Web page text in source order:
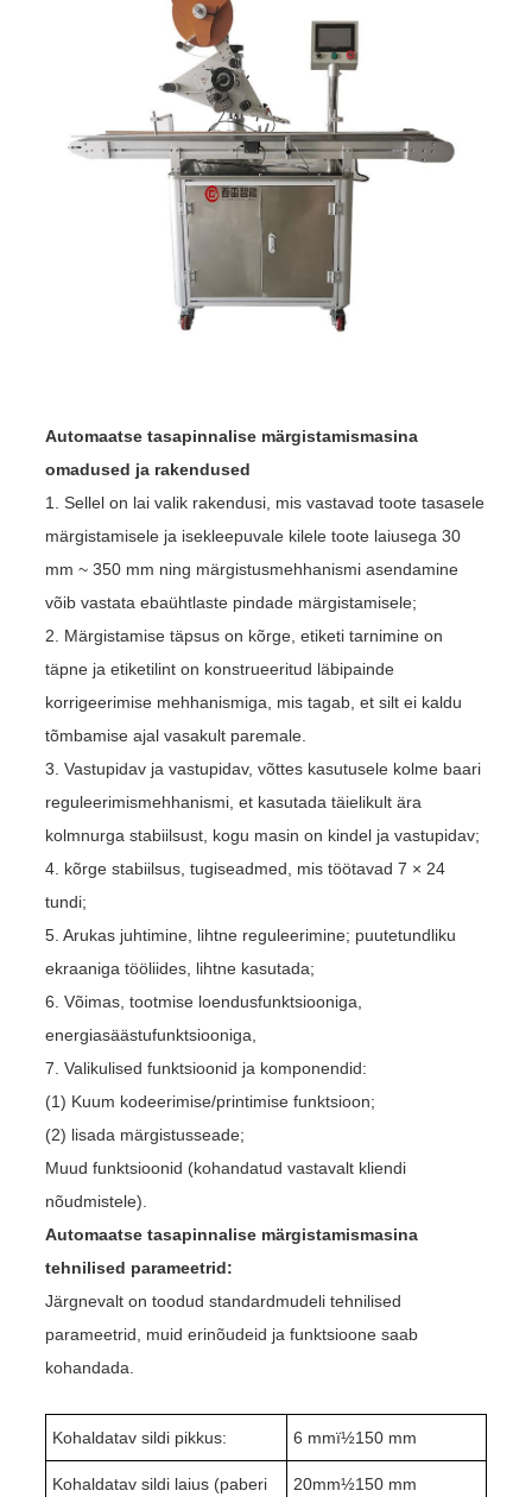
Automaatse tasapinnalise märgistamismasina
omadused ja rakendused
1. Sellel on lai valik rakendusi, mis vastavad toote tasasele
märgistamisele ja isekleepuvale kilele toote laiusega 30
mm ~ 350 mm ning märgistusmehhanismi asendamine
võib vastata ebaühtlaste pindade märgistamisele;
2. Märgistamise täpsus on kõrge, etiketi tarnimine on
täpne ja etiketilint on konstrueeritud läbipainde
korrigeerimise mehhanismiga, mis tagab, et silt ei kaldu
tõmbamise ajal vasakult paremale.
3. Vastupidav ja vastupidav, võttes kasutusele kolme baari
reguleerimismehhanismi, et kasutada täielikult ära
kolmnurga stabiilsust, kogu masin on kindel ja vastupidav;
4. kõrge stabiilsus, tugiseadmed, mis töötavad 7 × 24
tundi;
5. Arukas juhtimine, lihtne reguleerimine; puutetundliku
ekraaniga tööliides, lihtne kasutada;
6. Võimas, tootmise loendusfunktsiooniga,
energiasäästufunktsiooniga,
7. Valikulised funktsioonid ja komponendid:
(1) Kuum kodeerimise/printimise funktsioon;
(2) lisada märgistusseade;
Muud funktsioonid (kohandatud vastavalt kliendi
nõudmistele).
Automaatse tasapinnalise märgistamismasina
tehnilised parameetrid:
Järgnevalt on toodud standardmudeli tehnilised
parameetrid, muid erinõudeid ja funktsioone saab
kohandada.
Kohaldatav sildi pikkus: 6 mmï½150 mm
Kohaldatav sildi laius (paberi
20mm½150 mm